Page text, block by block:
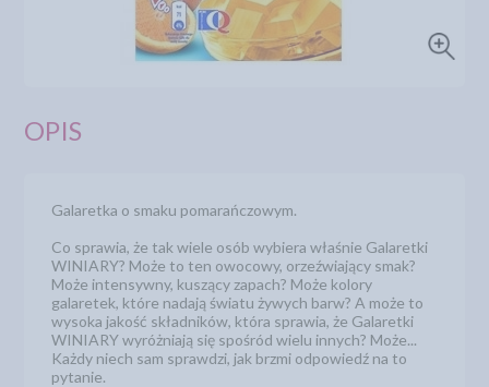
OPIS
Galaretka o smaku pomarańczowym.
Co sprawia, że tak wiele osób wybiera właśnie Galaretki
WINIARY? Może to ten owocowy, orzeźwiający smak?
Może intensywny, kuszący zapach? Może kolory
galaretek, które nadają światu żywych barw? A może to
wysoka jakość składników, która sprawia, że Galaretki
WINIARY wyróżniają się spośród wielu innych? Może...
Każdy niech sam sprawdzi, jak brzmi odpowiedź na to
pytanie.